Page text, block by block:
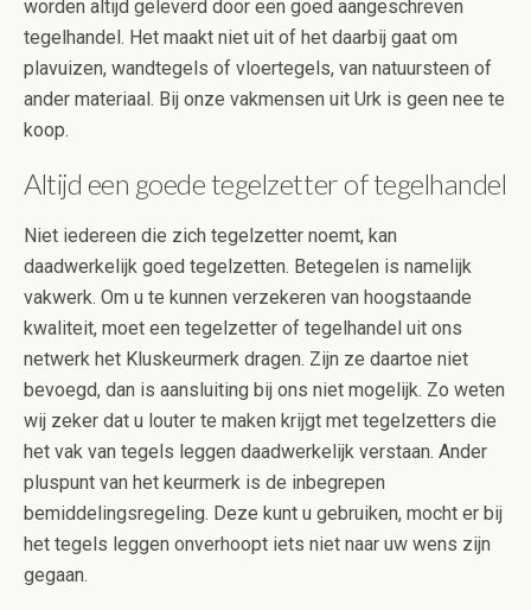
worden altijd geleverd door een goed aangeschreven
tegelhandel. Het maakt niet uit of het daarbij gaat om
plavuizen, wandtegels of vloertegels, van natuursteen of
ander materiaal. Bij onze vakmensen uit Urk is geen nee te
koop.
Altijd een goede tegelzetter of tegelhandel
Niet iedereen die zich tegelzetter noemt, kan
daadwerkelijk goed tegelzetten. Betegelen is namelijk
vakwerk. Om u te kunnen verzekeren van hoogstaande
kwaliteit, moet een tegelzetter of tegelhandel uit ons
netwerk het Kluskeurmerk dragen. Zijn ze daartoe niet
bevoegd, dan is aansluiting bij ons niet mogelijk. Zo weten
wij zeker dat u louter te maken krijgt met tegelzetters die
het vak van tegels leggen daadwerkelijk verstaan. Ander
pluspunt van het keurmerk is de inbegrepen
bemiddelingsregeling. Deze kunt u gebruiken, mocht er bij
het tegels leggen onverhoopt iets niet naar uw wens zijn
gegaan.